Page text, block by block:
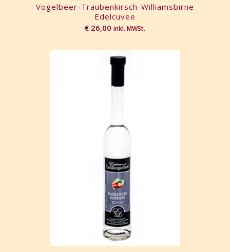
Vogelbeer-Traubenkirsch-Williamsbirne
Edelcuvee
€ 26,00 inkl. MWSt.